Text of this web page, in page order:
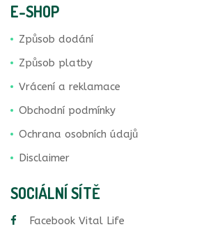
E-SHOP
Způsob dodání
Způsob platby
Vrácení a reklamace
Obchodní podmínky
Ochrana osobních údajů
Disclaimer
SOCIÁLNÍ SÍTĚ
Facebook Vital Life